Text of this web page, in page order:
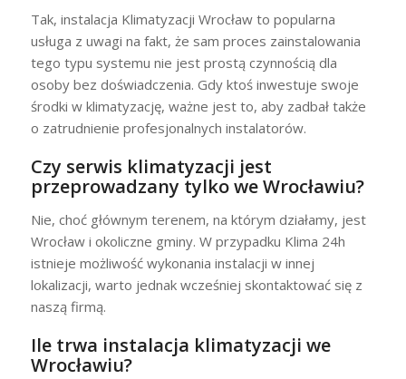
Tak, instalacja Klimatyzacji Wrocław to popularna
usługa z uwagi na fakt, że sam proces zainstalowania
tego typu systemu nie jest prostą czynnością dla
osoby bez doświadczenia. Gdy ktoś inwestuje swoje
środki w klimatyzację, ważne jest to, aby zadbał także
o zatrudnienie profesjonalnych instalatorów.
Czy serwis klimatyzacji jest
przeprowadzany tylko we Wrocławiu?
Nie, choć głównym terenem, na którym działamy, jest
Wrocław i okoliczne gminy. W przypadku Klima 24h
istnieje możliwość wykonania instalacji w innej
lokalizacji, warto jednak wcześniej skontaktować się z
naszą firmą.
Ile trwa instalacja klimatyzacji we
Wrocławiu?